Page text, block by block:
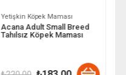
Yetişkin Köpek Maması
Acana Adult Small Breed
Tahılsız Köpek Maması